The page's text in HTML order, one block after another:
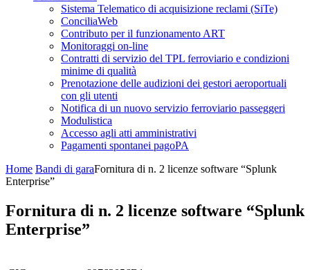
Sistema Telematico di acquisizione reclami (SiTe)
ConciliaWeb
Contributo per il funzionamento ART
Monitoraggi on-line
Contratti di servizio del TPL ferroviario e condizioni
minime di qualità
Prenotazione delle audizioni dei gestori aeroportuali
con gli utenti
Notifica di un nuovo servizio ferroviario passeggeri
Modulistica
Accesso agli atti amministrativi
Pagamenti spontanei pagoPA
Home Bandi di garaFornitura di n. 2 licenze software “Splunk
Enterprise”
Fornitura di n. 2 licenze software “Splunk
Enterprise”